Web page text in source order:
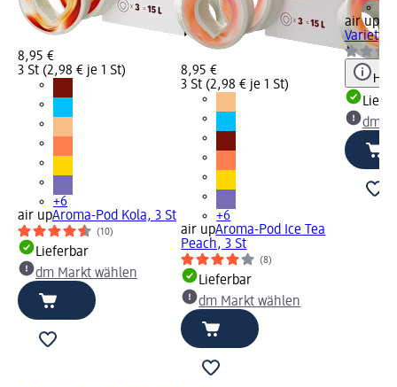
8,95 €
3 St (2,98 € je 1 St)
+6
air upAroma-Pod Kola, 3 St
(10)
Lieferbar
dm Markt wählen
8,95 €
3 St (2,98 € je 1 St)
+6
air upAroma-Pod Ice Tea
Peach, 3 St
(8)
Lieferbar
dm Markt wählen
air up
Variety
dm